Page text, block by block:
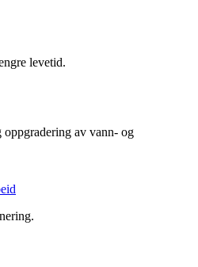
levetid.
av vann- og